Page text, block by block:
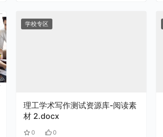
学校专区
理工学术写作测试资源库-阅读素
材 2.docx
0 0